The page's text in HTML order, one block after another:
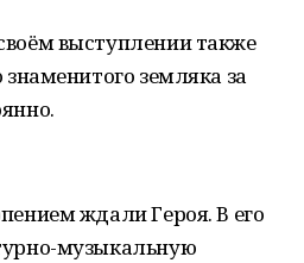
выступлении также
земляка за
ждали Героя. В его
музыкальную